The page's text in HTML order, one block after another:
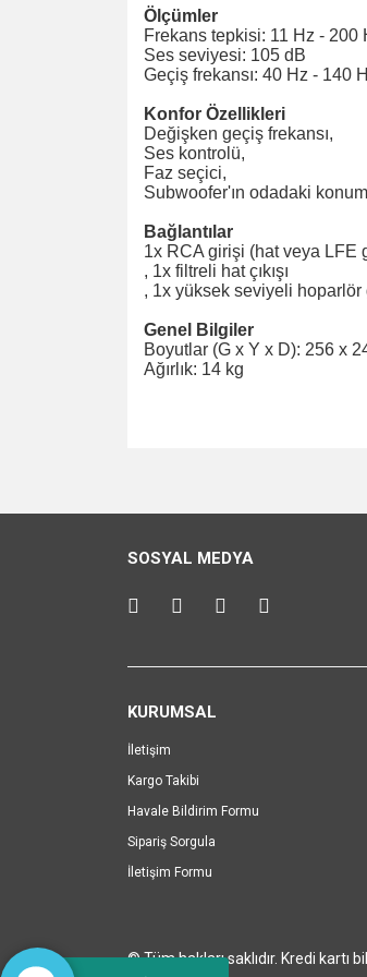
Ölçümler
Frekans tepkisi: 11 Hz - 200
Ses seviyesi: 105 dB
Geçiş frekansı: 40 Hz - 140
Konfor Özellikleri
Değişken geçiş frekansı,
Ses kontrolü,
Faz seçici,
Subwoofer'ın odadaki
Bağlantılar
1x RCA girişi (hat veya LFE
, 1x filtreli hat çıkışı
, 1x yüksek seviyeli hoparlör
Genel Bilgiler
Boyutlar (G x Y x D): 256 x
Ağırlık: 14 kg
Ürün açıklamasında eksik
SOSYAL MEDYA
KURUMSAL
İletişim
Kargo Takibi
Havale Bildirim Formu
Sipariş Sorgula
İletişim Formu
© Tüm hakları saklıdır. Kredi kartı